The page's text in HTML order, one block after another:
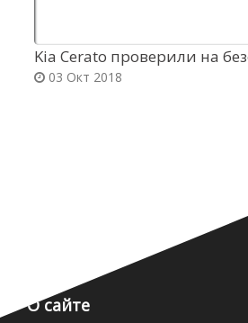
Kia Cerato проверили на
03 Окт 2018
О сайте